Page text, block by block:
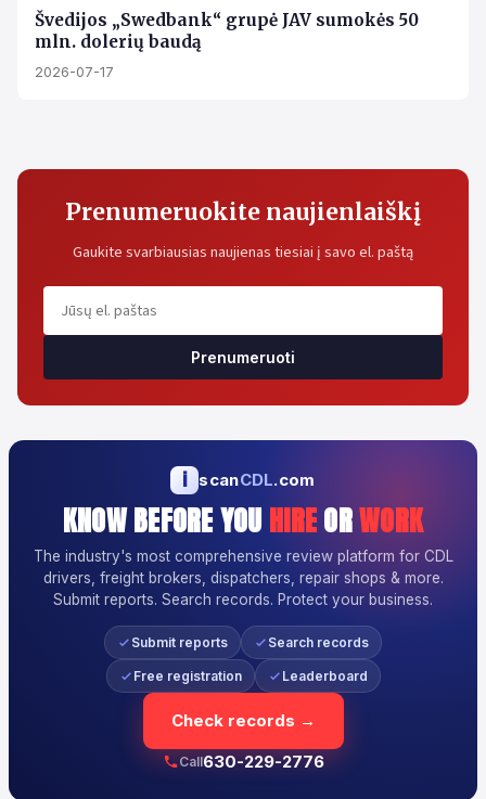
Švedijos „Swedbank“ grupė JAV sumokės 50
mln. dolerių baudą
2026-07-17
Prenumeruokite naujienlaiškį
Gaukite svarbiausias naujienas tiesiai į savo el. paštą
Prenumeruoti
i scanCDL.com
KNOW BEFORE YOU HIREORWORK
The industry's most comprehensive review platform for CDL
drivers, freight brokers, dispatchers, repair shops & more.
Submit reports. Search records. Protect your business.
Submit reports Search records
Free registration Leaderboard
Check records →
Call630-229-2776